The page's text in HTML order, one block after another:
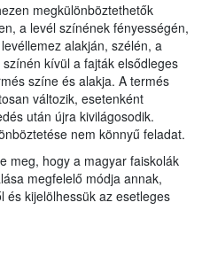
megkülönböztethetők
a levél színének fényességén,
alakján, szélén, a
kívül a fajták elsődleges
színe és alakja. A termés
változik, esetenként
után újra kivilágosodik.
nem könnyű feladat.
meg, hogy a magyar faiskolák
megfelelő módja annak,
és kijelölhessük az esetleges